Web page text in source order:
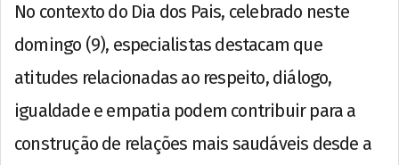
No contexto do Dia dos Pais, celebrado neste
domingo (9), especialistas destacam que
atitudes relacionadas ao respeito, diálogo,
igualdade e empatia podem contribuir para a
construção de relações mais saudáveis desde a